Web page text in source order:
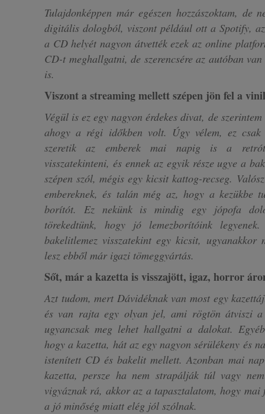
Tulajdonképpen már egészen hozzászoktam, de
digitális dologból, viszont például ott a Spotify,
a CD helyét nagyon átvették ezek az online
CD-t meghallgatni, de szerencsére az autóban
is.
Viszont a streaming mellett szépen jön fel a
Végül is ez egy nagyon érdekes divat, de
ahogy a régi időkben volt. Úgy vélem, ez
szeretik az emberek mai napig is a
visszatekinteni, és ennek az egyik része ugye a
szépen szól, mégis egy kicsit kattog-recseg.
embereknek, és talán még az, hogy a kezükbe
borítót. Ez nekünk is mindig egy jópofa
törekedtünk, hogy jó lemezborítóink
bakelitlemez visszatekint egy kicsit, ugyanakkor
lesz ebből már igazi tömeggyártás.
Sőt, már a kazetta is visszajött, igaz, horror
Azt tudom, mert Dávidéknak van most egy
és van rajta egy olyan jel, ami rögtön átviszi
ugyancsak meg lehet hallgatni a dalokat.
hogy a kazetta, hát az egy nagyon sérülékeny és
istenített CD és bakelit mellett. Azonban mai
kazetta, persze ha nem strapálják túl vagy
vigyáznak rá, akkor az a tapasztalatom, hogy
a jó minőség miatt elég jól szólnak.